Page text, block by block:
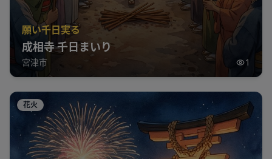
願い千日実る
成相寺 千日まいり
宮津市 1
花火